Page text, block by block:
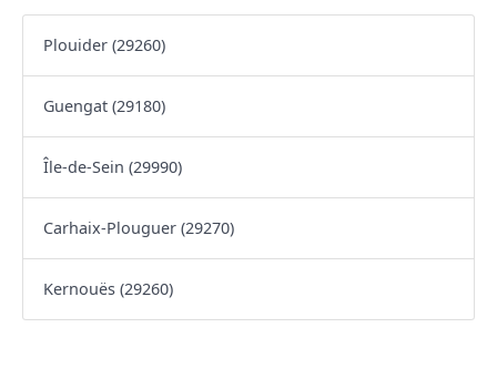
Plouider (29260)
Guengat (29180)
Île-de-Sein (29990)
Carhaix-Plouguer (29270)
Kernouës (29260)